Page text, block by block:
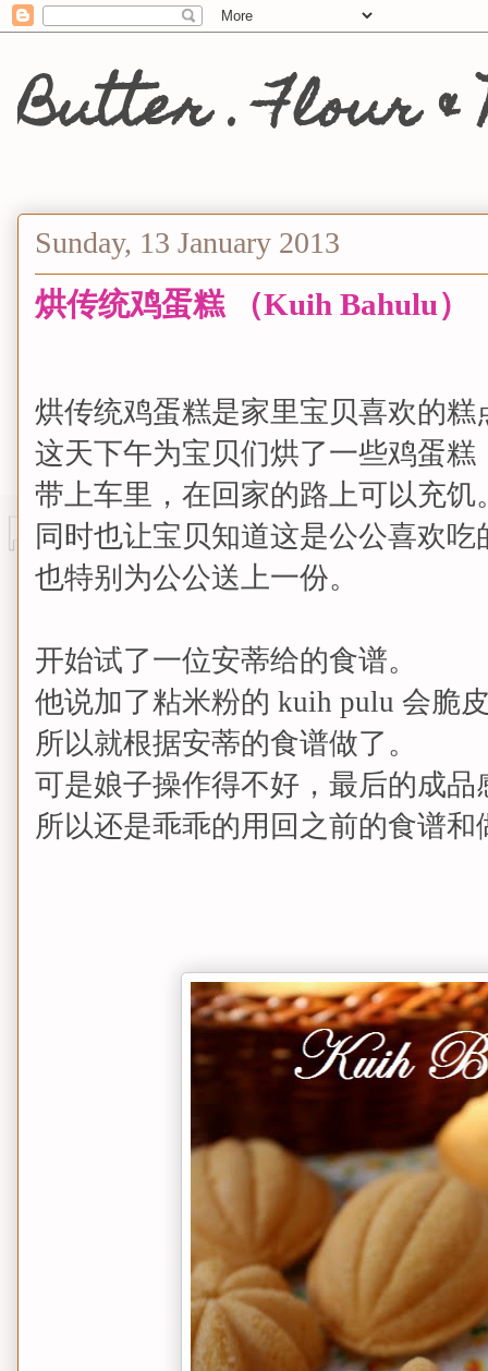
Butter . Flour &
Sunday, 13 January 2013
烘传统鸡蛋糕 （Kuih Bahulu）
烘传统鸡蛋糕是家里宝贝喜欢的糕
这天下午为宝贝们烘了一些鸡蛋糕
带上车里，在回家的路上可以充饥
同时也让宝贝知道这是公公喜欢吃
也特别为公公送上一份。
开始试了一位安蒂给的食谱。
他说加了粘米粉的 kuih pulu 会脆
所以就根据安蒂的食谱做了。
可是娘子操作得不好，最后的成品
所以还是乖乖的用回之前的食谱